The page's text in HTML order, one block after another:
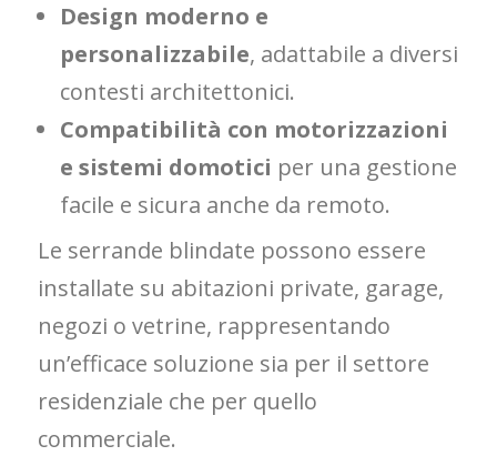
Design moderno e
personalizzabile, adattabile a diversi
contesti architettonici.
Compatibilità con motorizzazioni
e sistemi domotici per una gestione
facile e sicura anche da remoto.
Le serrande blindate possono essere
installate su abitazioni private, garage,
negozi o vetrine, rappresentando
un’efficace soluzione sia per il settore
residenziale che per quello
commerciale.